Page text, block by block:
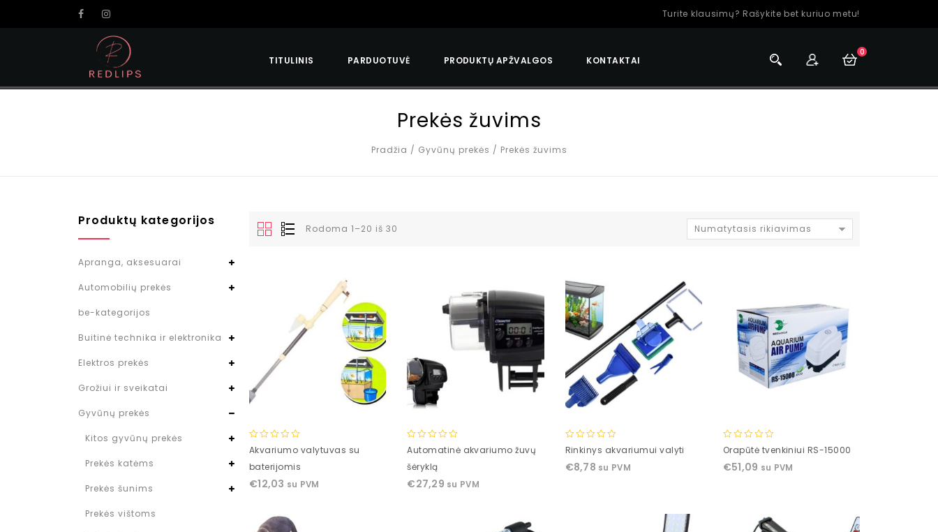
Turite klausimų? Rašykite bet kuriuo metu!
TITULINIS PARDUOTUVĖ PRODUKTŲ APŽVALGOS KONTAKTAI
0
Prekės žuvims
Pradžia / Gyvūnų prekės / Prekės žuvims
Rodoma 1–20 iš 30 Numatytasis rikiavimas
0
of
5
Akvariumo valytuvas su
baterijomis
€12,03 su PVM
0
of
5
Automatinė akvariumo žuvų
šėryklą
€27,29 su PVM
0
of
Rinkinys akvariumui valyti
€8,78 su PVM
0
of
Orapūtė tvenkiniui RS-15000
€51,09 su PVM
Produktų kategorijos
Apranga, aksesuarai
Automobilių prekės
be-kategorijos
Buitinė technika ir elektronika
Elektros prekės
Grožiui ir sveikatai
Gyvūnų prekės
Kitos gyvūnų prekės
Prekės katėms
Prekės šunims
Prekės vištoms